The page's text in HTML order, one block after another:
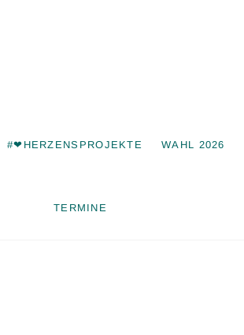
#❤HERZENSPROJEKTE WAHL 2026
TERMINE